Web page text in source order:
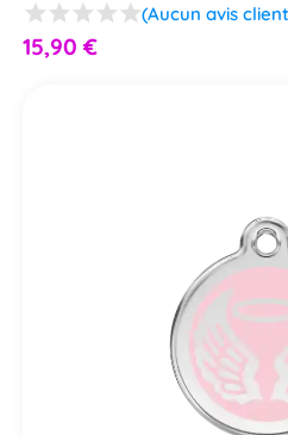
(Aucun avis
15,90 €